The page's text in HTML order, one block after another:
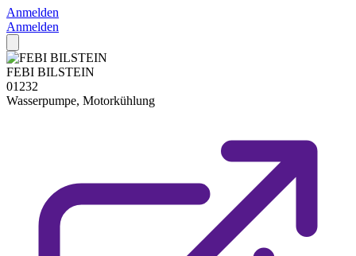
Anmelden
Anmelden
FEBI BILSTEIN
01232
Wasserpumpe, Motorkühlung